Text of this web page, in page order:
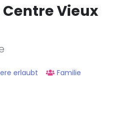
Vieux
erlaubt
Familie